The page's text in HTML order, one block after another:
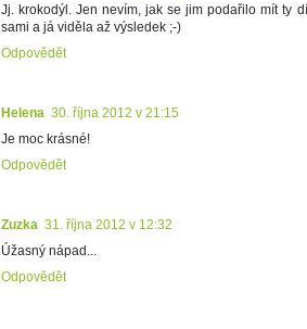
Jj. krokodýl. Jen nevím, jak se jim podařilo mít ty
sami a já viděla až výsledek ;-)
Odpovědět
Helena 30. října 2012 v 21:15
Je moc krásné!
Odpovědět
Zuzka 31. října 2012 v 12:32
Úžasný nápad...
Odpovědět